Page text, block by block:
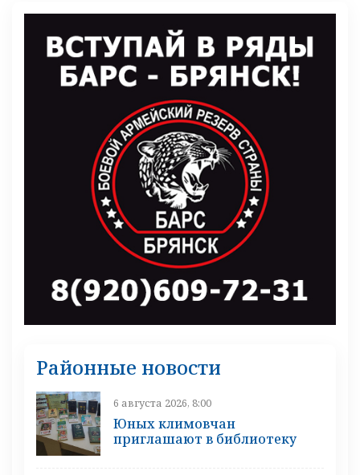
Районные новости
6 августа 2026, 8:00
Юных климовчан
приглашают в библиотеку